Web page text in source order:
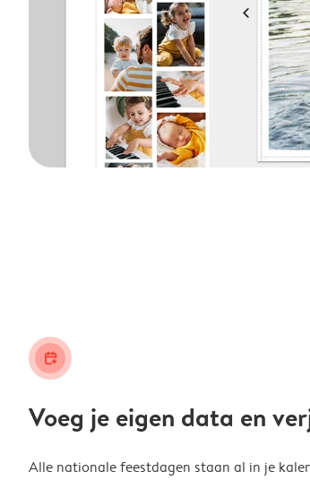
calendar_plus
Voeg je eigen data en
Alle nationale feestdagen staan al in je